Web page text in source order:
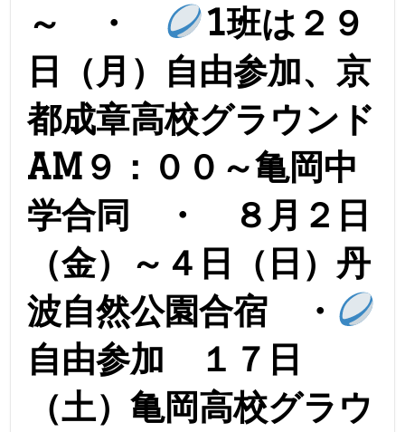
～ ・
1班は２９
日（月）自由参加、京
都成章高校グラウンド
AM９：００～亀岡中
学合同 ・ ８月２日
（金）～４日（日）丹
波自然公園合宿 ・
自由参加 １７日
（土）亀岡高校グラウ